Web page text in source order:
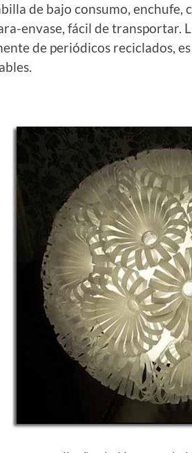
de bajo consumo,
envase, fácil de transportar.
de periódicos reciclados,